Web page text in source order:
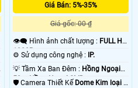
Giá Bán: 5%-35%
Giá gốc: 00 ₫
👁️‍🗨 Hình ảnh chất lượng : FULL HD
1080P .
⚙ Sử dụng công nghệ :
IP.
💡 Tầm Xa Ban Đêm : Hồng Ngoại
50m Hồng Ngoại SMD.
🛡 Camera Thiết Kế Dome Kim loại +